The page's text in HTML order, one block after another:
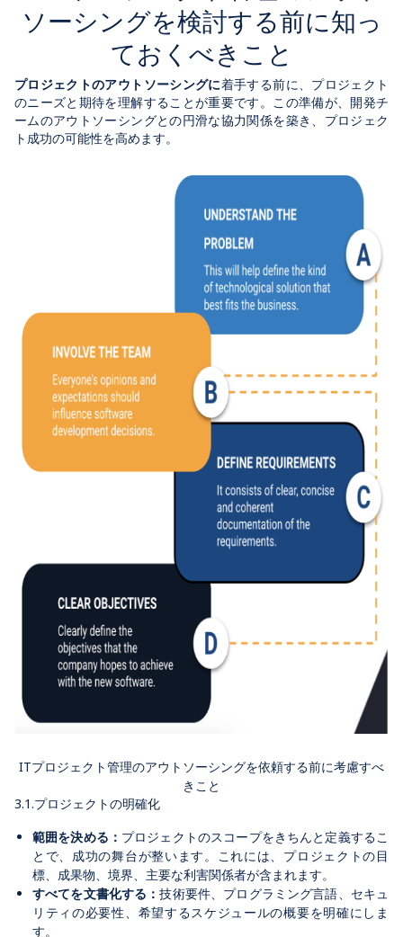
ソーシングを検討する前に知っ
ておくべきこと
プロジェクトのアウトソーシングに着手する前に、プロジェクト
のニーズと期待を理解することが重要です。この準備が、開発チ
ームのアウトソーシングとの円滑な協力関係を築き、プロジェク
ト成功の可能性を高めます。
ITプロジェクト管理のアウトソーシングを依頼する前に考慮すべ
きこと
3.1.プロジェクトの明確化
範囲を決める： プロジェクトのスコープをきちんと定義するこ
とで、成功の舞台が整います。これには、プロジェクトの目
標、成果物、境界、主要な利害関係者が含まれます。
すべてを文書化する：技術要件、プログラミング言語、セキュ
リティの必要性、希望するスケジュールの概要を明確にしま
す。